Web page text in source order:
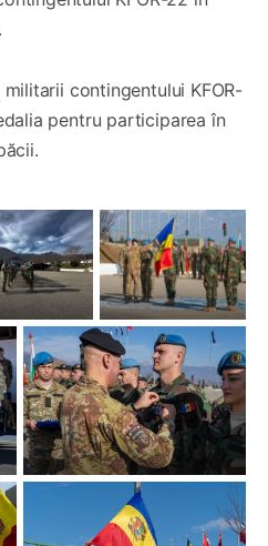
contingentului KFOR-
pentru participarea în